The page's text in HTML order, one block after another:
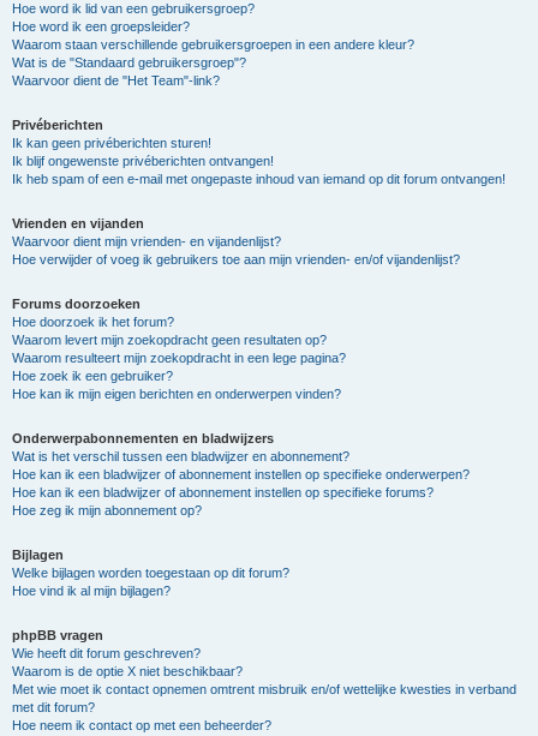
Hoe word ik lid van een gebruikersgroep?
Hoe word ik een groepsleider?
Waarom staan verschillende gebruikersgroepen in een andere kleur?
Wat is de "Standaard gebruikersgroep"?
Waarvoor dient de "Het Team"-link?
Privéberichten
Ik kan geen privéberichten sturen!
Ik blijf ongewenste privéberichten ontvangen!
Ik heb spam of een e-mail met ongepaste inhoud van iemand op dit forum ontvangen!
Vrienden en vijanden
Waarvoor dient mijn vrienden- en vijandenlijst?
Hoe verwijder of voeg ik gebruikers toe aan mijn vrienden- en/of vijandenlijst?
Forums doorzoeken
Hoe doorzoek ik het forum?
Waarom levert mijn zoekopdracht geen resultaten op?
Waarom resulteert mijn zoekopdracht in een lege pagina?
Hoe zoek ik een gebruiker?
Hoe kan ik mijn eigen berichten en onderwerpen vinden?
Onderwerpabonnementen en bladwijzers
Wat is het verschil tussen een bladwijzer en abonnement?
Hoe kan ik een bladwijzer of abonnement instellen op specifieke onderwerpen?
Hoe kan ik een bladwijzer of abonnement instellen op specifieke forums?
Hoe zeg ik mijn abonnement op?
Bijlagen
Welke bijlagen worden toegestaan op dit forum?
Hoe vind ik al mijn bijlagen?
phpBB vragen
Wie heeft dit forum geschreven?
Waarom is de optie X niet beschikbaar?
Met wie moet ik contact opnemen omtrent misbruik en/of wettelijke kwesties in verband
met dit forum?
Hoe neem ik contact op met een beheerder?